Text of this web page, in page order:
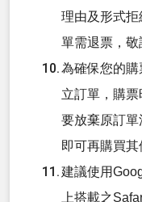
理由及形式
單需退票，敬
為確保您的
立訂單，購
要放棄原訂
即可再購買其
建議使用
上搭載之